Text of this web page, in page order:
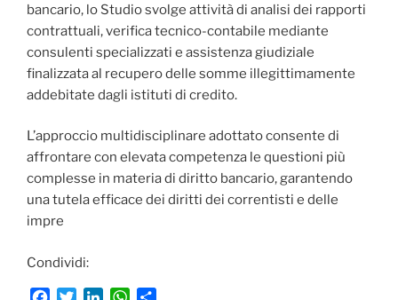
bancario, lo Studio svolge attività di analisi dei rapporti
contrattuali, verifica tecnico-contabile mediante
consulenti specializzati e assistenza giudiziale
finalizzata al recupero delle somme illegittimamente
addebitate dagli istituti di credito.
L’approccio multidisciplinare adottato consente di
affrontare con elevata competenza le questioni più
complesse in materia di diritto bancario, garantendo
una tutela efficace dei diritti dei correntisti e delle
impre
Condividi: